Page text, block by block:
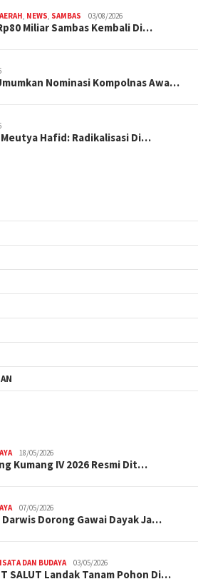
, NEWS, SAMBAS 03/08/2026
Miliar Sambas Kembali Di…
Nominasi Kompolnas Awa…
Hafid: Radikalisasi Di…
18/05/2026
Kumang IV 2026 Resmi Dit…
07/05/2026
Dorong Gawai Dayak Ja…
DAN BUDAYA 03/05/2026
SALUT Landak Tanam Pohon Di…